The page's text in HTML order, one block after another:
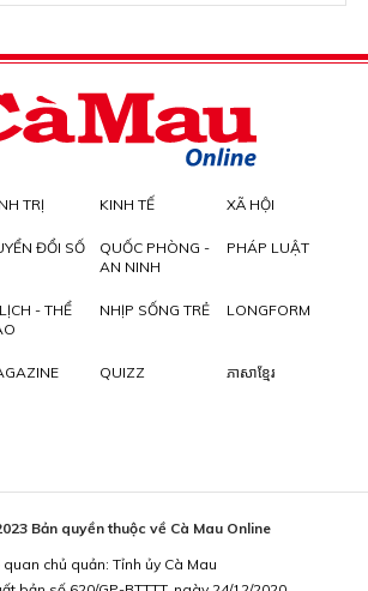
TRỊ KINH TẾ XÃ HỘI
ĐỔI SỐ
QUỐC PHÒNG -
AN NINH
PHÁP LUẬT
- THỂ
NHỊP SỐNG TRẺ LONGFORM
QUIZZ ភាសាខ្មែរ
Bản quyền thuộc về Cà Mau Online
quan chủ quản: Tỉnh ủy Cà Mau